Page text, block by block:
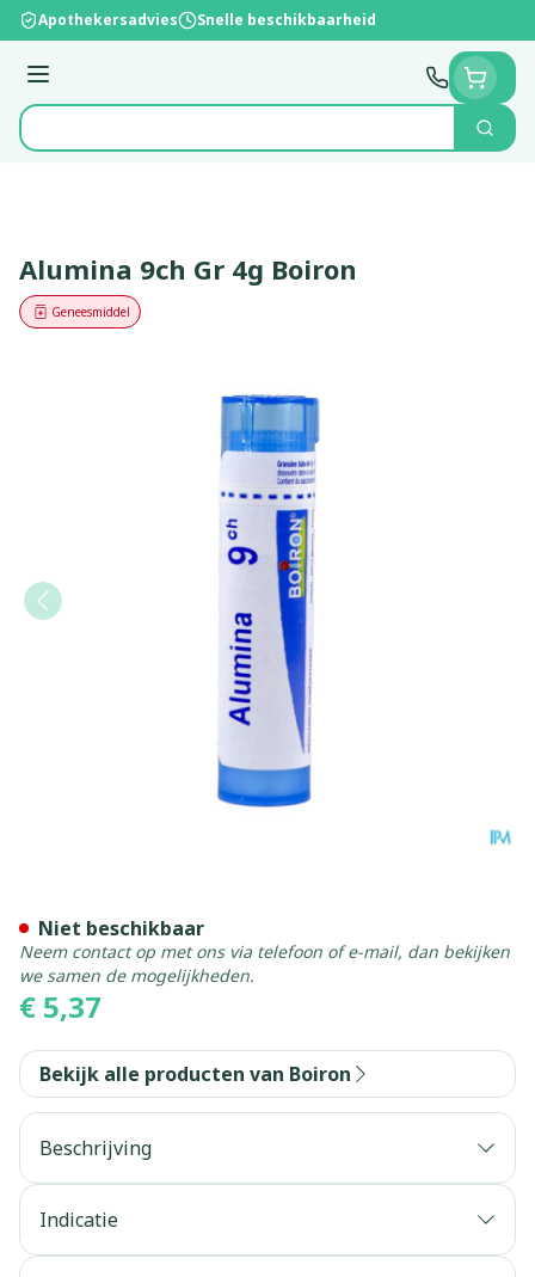
Ga naar de inhoud
Apothekersadvies Snelle beschikbaarheid
Menu
Product, merk, categorie...
Zoek
Alumina 9ch Gr 4g Boiron
Geneesmiddel
€ 5,37
Niet beschikbaar
Neem contact op met ons via telefoon of e-mail, dan bekijken
we samen de mogelijkheden.
Bekijk alle producten van Boiron
Beschrijving
Indicatie